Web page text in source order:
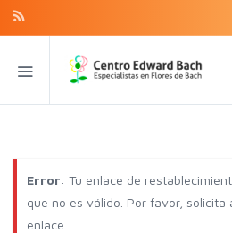
Error: Tu enlace de
que no es válido. Por favor, solicita
enlace.